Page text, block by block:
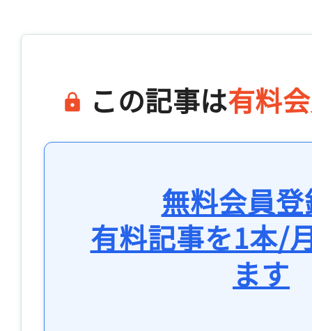
この記事は有料
無料会員
有料記事を1本/
ます